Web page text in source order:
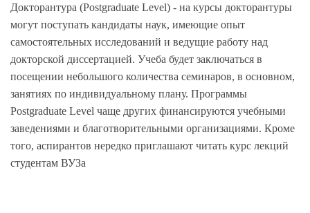
Докторантура (Postgraduate Level) - на курсы докторантуры
могут поступать кандидаты наук, имеющие опыт
самостоятельных исследований и ведущие работу над
докторской диссертацией. Учеба будет заключаться в
посещении небольшого количества семинаров, в основном,
занятиях по индивидуальному плану. Программы
Postgraduate Level чаще других финансируются учебными
заведениями и благотворительными организациями. Кроме
того, аспирантов нередко приглашают читать курс лекций
студентам ВУЗа